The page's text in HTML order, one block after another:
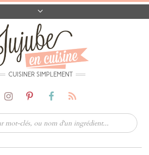
CONTACT
CODES PROMO
MATÉRIEL
CUISINER SIMPLEMENT